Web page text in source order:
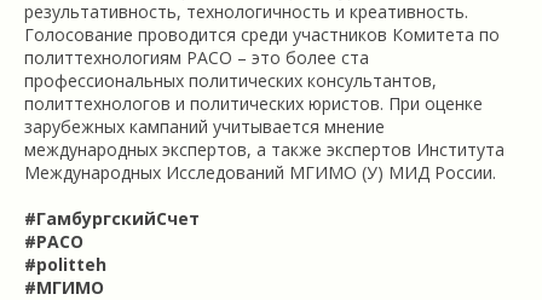
результативность, технологичность и креативность.
Голосование проводится среди участников Комитета по
политтехнологиям РАСО – это более ста
профессиональных политических консультантов,
политтехнологов и политических юристов. При оценке
зарубежных кампаний учитывается мнение
международных экспертов, а также экспертов Института
Международных Исследований МГИМО (У) МИД России.
#ГамбургскийСчет
#РАСО
#politteh
#МГИМО